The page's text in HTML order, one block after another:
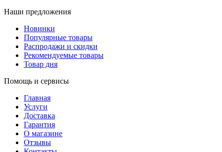
Наши предложения
Новинки
Популярные товары
Распродажи и скидки
Рекомендуемые товары
Товар дня
Помощь и сервисы
Главная
Услуги
Доставка
Гарантия
О магазине
Отзывы